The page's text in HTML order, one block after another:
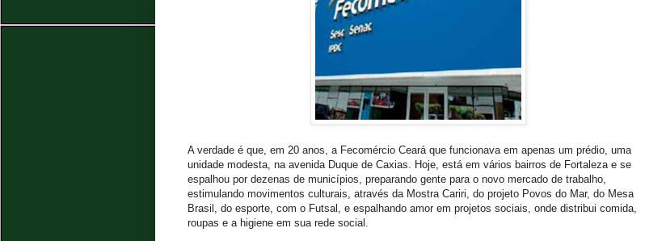
A verdade é que, em 20 anos, a Fecomércio Ceará que funcionava em apenas um prédio, uma
unidade modesta, na avenida Duque de Caxias. Hoje, está em vários bairros de Fortaleza e se
espalhou por dezenas de municípios, preparando gente para o novo mercado de trabalho,
estimulando movimentos culturais, através da Mostra Cariri, do projeto Povos do Mar, do Mesa
Brasil, do esporte, com o Futsal, e espalhando amor em projetos sociais, onde distribui comida,
roupas e a higiene em sua rede social.